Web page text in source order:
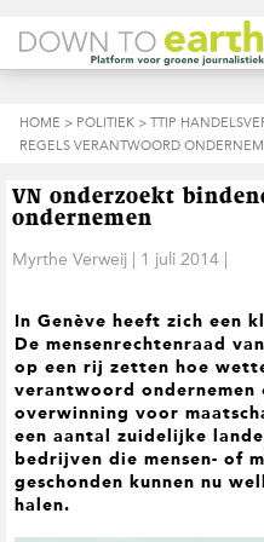
p
r
n
a
a
d
o
o
f
d
n
a
v
i
g
o
o
n
r
d
h
f
d
i
n
h
o
u
d
p
r
n
a
a
d
o
e
t
t
e
k
s
t
HOME > POLITIEK > TTIP
REGELS VERANTWOORD
VN onderzoekt
ondernemen
Myrthe Verweij | 1 juli 2014 |
In Genève heeft zich een
De mensenrechtenraad
op een rij zetten hoe
verantwoord ondernemen
overwinning voor
een aantal zuidelijke
bedrijven die mensen- of
geschonden kunnen nu
halen.